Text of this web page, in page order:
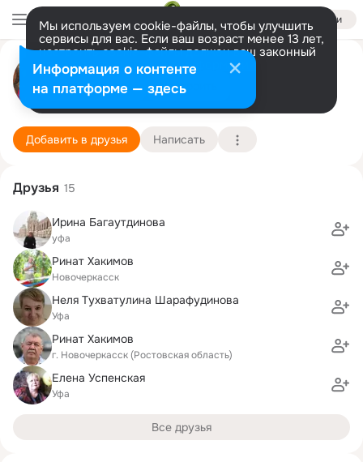
Войти
Мы используем cookie-файлы, чтобы улучшить
сервисы для вас. Если ваш возраст менее 13 лет,
настроить cookie-файлы должен ваш законный
представитель. Больше информации
Разрешить все Настроить
Гульнара Мухамедзянова
Уфа 25 июня (64 года)
Подробнее
Добавить в друзья Написать
Друзья 15
Ирина Багаутдинова
уфа
Ринат Хакимов
Новочеркасск
Неля Тухватулина Шарафудинова
Уфа
Ринат Хакимов
г. Новочеркасск (Ростовская область)
Елена Успенская
Уфа
Все друзья
Информация о контенте
на платформе — здесь